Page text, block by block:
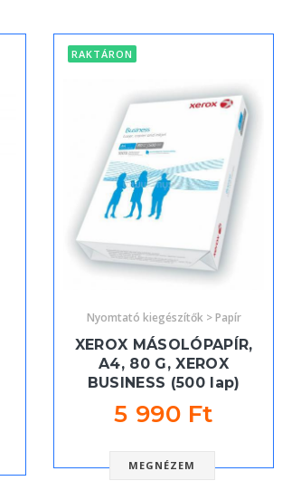
RAKTÁRON
Nyomtató kiegészítők > Papír
XEROX MÁSOLÓPAPÍR,
A4, 80 G, XEROX
BUSINESS (500 lap)
5 990 Ft
MEGNÉZEM